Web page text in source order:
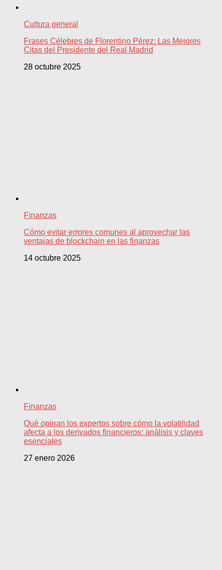
Cultura general
Frases Célebres de Florentino Pérez: Las Mejores
Citas del Presidente del Real Madrid
28 octubre 2025
Finanzas
Cómo evitar errores comunes al aprovechar las
ventajas de blockchain en las finanzas
14 octubre 2025
Finanzas
Qué opinan los expertos sobre cómo la volatilidad
afecta a los derivados financieros: análisis y claves
esenciales
27 enero 2026